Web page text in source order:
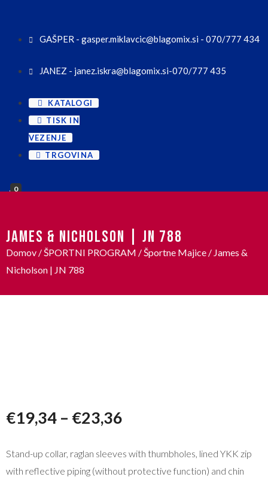
GAŠPER - gasper.miklavcic@blagomix.si - 070/777 434
JANEZ - janez.iskra@blagomix.si-070/777 435
KATALOGI
TISK IN
VEZENJE
TRGOVINA
0
JAMES & NICHOLSON | JN 788
Domov /ŠPORTNI PROGRAM /Športne Majice / James &
Nicholson | JN 788
€19,34 – €23,36
Stand-up collar, raglan sleeves with thumbholes, lined YKK zip
with reflective piping (without protective function) and chin